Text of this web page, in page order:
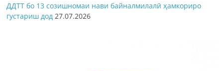
ДДТТ бо 13 созишномаи нави байналмилалӣ ҳамкориро
густариш дод 27.07.2026